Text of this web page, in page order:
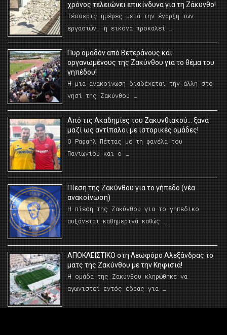
χρόνος τελειώνει επικίνδυνα για τη Ζάκυνθο!
Τέσσερις ημέρες μετά την έναρξη των
εργασιών, η εικόνα προκαλεί …
Πυρ ομαδόν από Βετεράνους και
οργανωμένους της Ζακύνθου για το θέμα του
γηπέδου!
Η μια ανακοίνωση διαδέχεται την άλλη στο
νησί της Ζακύνθου …
Από τις Ακαδημίες του Ζακυνθιακού… ξανά
μαζί ως αντίπαλοι με ιστορικές ομάδες!
Ο Ραφαήλ Πέττας με τη φανέλα του
Πανιωνίου και ο …
Πίεση της Ζακύνθου για το γήπεδο (νέα
ανακοίνωση)
Η πίεση της Ζακύνθου για το γηπεδικο
αυξάνεται καθημερινά καθώς …
AΠΟΚΛΕΙΣΤΙΚΟ στη Λεωφόρο Αλεξάνδρας το
ματς της Ζακύνθου με την Κηφισιά!
Η ομάδα της Ζακύνθου κληρώθηκε να
αγωνιστεί εντός έδρας για …